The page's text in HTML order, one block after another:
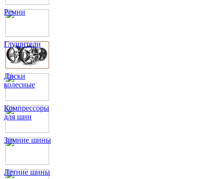
Ремни
Глушители
Диски
колесные
Компрессоры
для шин
Зимние шины
Летние шины